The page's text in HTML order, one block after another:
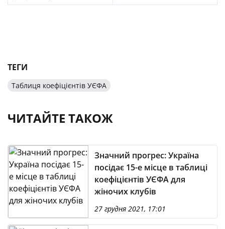
ТЕГИ
Таблиця коефіцієнтів УЄФА
ЧИТАЙТЕ ТАКОЖ
Значний прогрес: Україна
посідає 15-е місце в таблиці
коефіцієнтів УЄФА для
жіночих клубів
27 грудня 2021, 17:01